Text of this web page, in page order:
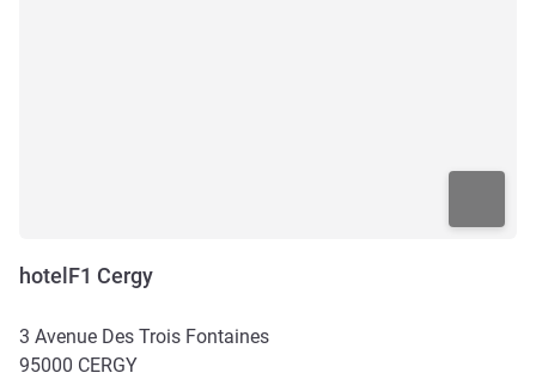
hotelF1 Cergy
3 Avenue Des Trois Fontaines
95000 CERGY